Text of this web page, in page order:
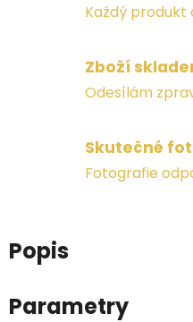
Každý produkt
Zboží
Odesílám
Skutečné
Fotografie
Popis
Parametry